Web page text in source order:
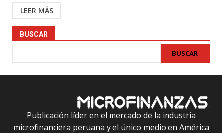
LEER MÁS
BUSCAR
BUSCAR
Publicación líder en el mercado de la industria
microfinanciera peruana y el único medio en América